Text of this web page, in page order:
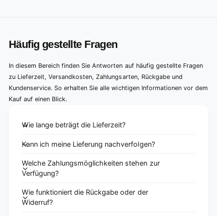
Häufig gestellte Fragen
In diesem Bereich finden Sie Antworten auf häufig gestellte Fragen
zu Lieferzeit, Versandkosten, Zahlungsarten, Rückgabe und
Kundenservice. So erhalten Sie alle wichtigen Informationen vor dem
Kauf auf einen Blick.
Wie lange beträgt die Lieferzeit?
Kann ich meine Lieferung nachverfolgen?
Welche Zahlungsmöglichkeiten stehen zur
Verfügung?
Wie funktioniert die Rückgabe oder der
Widerruf?